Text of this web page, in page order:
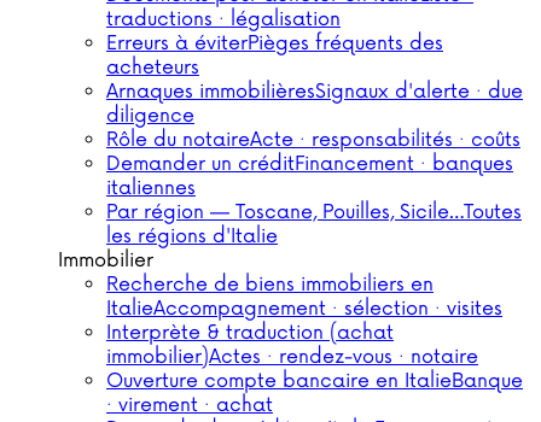
traductions · légalisation
Erreurs à éviterPièges fréquents des
acheteurs
Arnaques immobilièresSignaux d'alerte · due
diligence
Rôle du notaireActe · responsabilités · coûts
Demander un créditFinancement · banques
italiennes
Par région — Toscane, Pouilles, Sicile…Toutes
les régions d'Italie
Immobilier
Recherche de biens immobiliers en
ItalieAccompagnement · sélection · visites
Interprète & traduction (achat
immobilier)Actes · rendez-vous · notaire
Ouverture compte bancaire en ItalieBanque
· virement · achat